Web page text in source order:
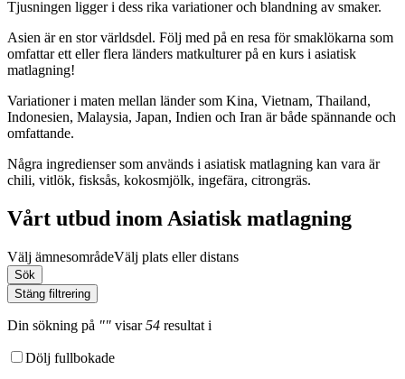
Tjusningen ligger i dess rika variationer och blandning av smaker.
Asien är en stor världsdel. Följ med på en resa för smaklökarna som
omfattar ett eller flera länders matkulturer på en kurs i asiatisk
matlagning!
Variationer i maten mellan länder som Kina, Vietnam, Thailand,
Indonesien, Malaysia, Japan, Indien och Iran är både spännande och
omfattande.
Några ingredienser som används i asiatisk matlagning kan vara är
chili, vitlök, fisksås, kokosmjölk, ingefära, citrongräs.
Vårt utbud inom Asiatisk matlagning
Välj ämnesområdeVälj plats eller distans
Sök
Stäng filtrering
Din sökning på "" visar54 resultat i
Dölj fullbokade